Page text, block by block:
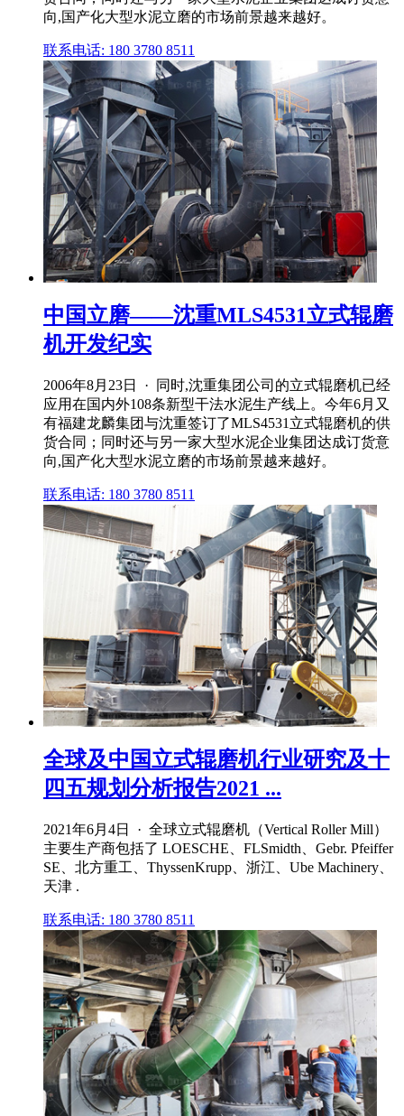
向,国产化大型水泥立磨的市场前景越来越好。
联系电话: 180 3780 8511
中国立磨——沈重MLS4531立式辊磨
机开发纪实
2006年8月23日 · 同时,沈重集团公司的立式辊磨机已经
应用在国内外108条新型干法水泥生产线上。今年6月又
有福建龙麟集团与沈重签订了MLS4531立式辊磨机的供
货合同；同时还与另一家大型水泥企业集团达成订货意
向,国产化大型水泥立磨的市场前景越来越好。
联系电话: 180 3780 8511
全球及中国立式辊磨机行业研究及十
四五规划分析报告2021 ...
2021年6月4日 · 全球立式辊磨机（Vertical Roller Mill）
主要生产商包括了 LOESCHE、FLSmidth、Gebr. Pfeiffer
SE、北方重工、ThyssenKrupp、浙江、Ube Machinery、
天津 .
联系电话: 180 3780 8511